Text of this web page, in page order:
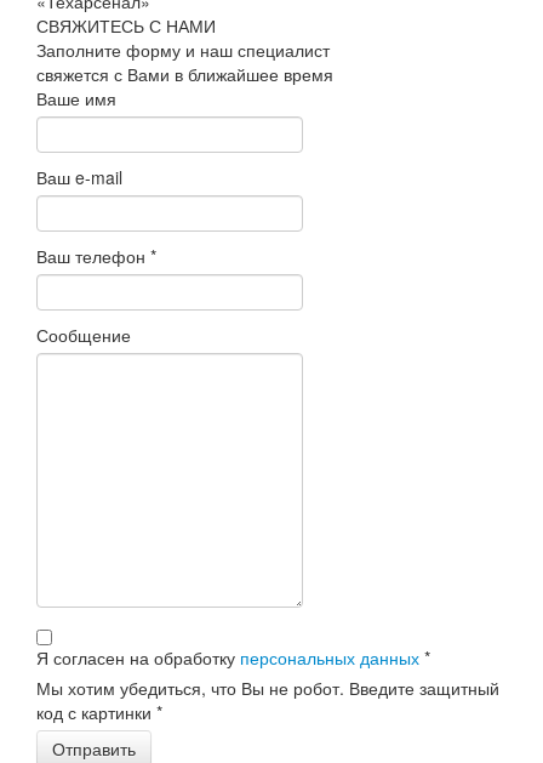
СВЯЖИТЕСЬ С НАМИ
Заполните форму и наш специалист
свяжется с Вами в ближайшее время
Ваше имя
Ваш e-mail
Ваш телефон *
Сообщение
Я согласен на обработку персональных данных *
Мы хотим убедиться, что Вы не робот. Введите защитный
код с картинки *
Отправить